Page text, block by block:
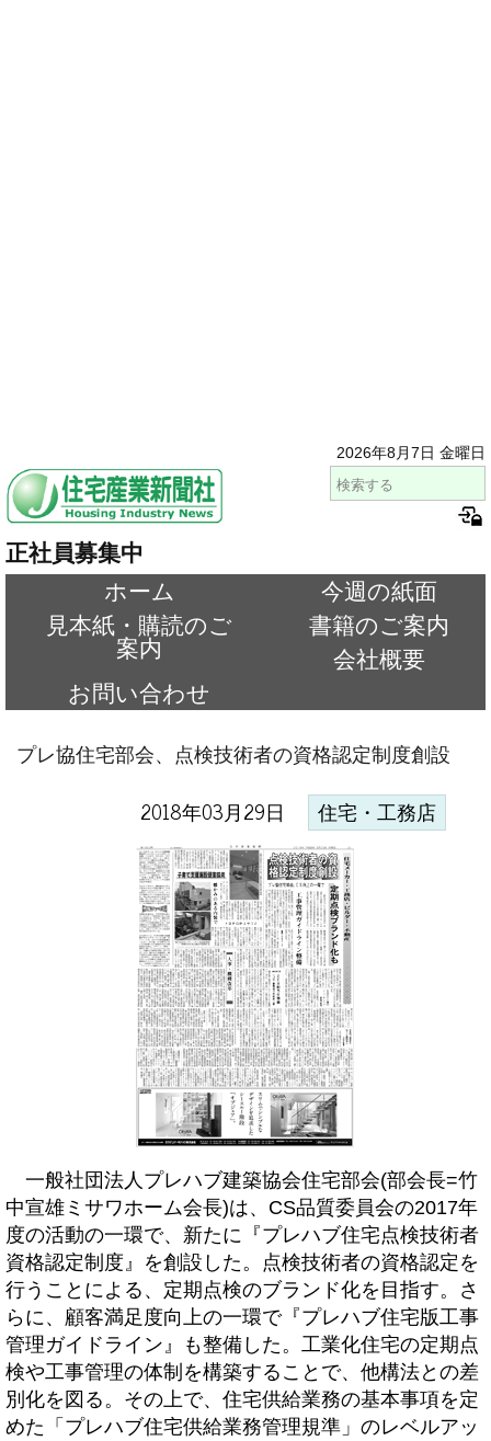
2026年8月7日 金曜日
正社員募集中
ホーム
今週の紙面
見本紙・購読のご
案内
書籍のご案内
会社概要
お問い合わせ
プレ協住宅部会、点検技術者の資格認定制度創設
2018年03月29日 住宅・工務店
一般社団法人プレハブ建築協会住宅部会(部会長=竹
中宣雄ミサワホーム会長)は、CS品質委員会の2017年
度の活動の一環で、新たに『プレハブ住宅点検技術者
資格認定制度』を創設した。点検技術者の資格認定を
行うことによる、定期点検のブランド化を目指す。さ
らに、顧客満足度向上の一環で『プレハブ住宅版工事
管理ガイドライン』も整備した。工業化住宅の定期点
検や工事管理の体制を構築することで、他構法との差
別化を図る。その上で、住宅供給業務の基本事項を定
めた「プレハブ住宅供給業務管理規準」のレベルアッ